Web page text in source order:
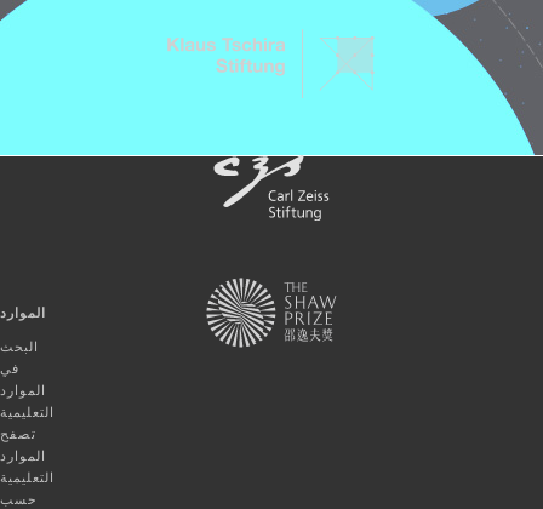
الموارد
البحث
في
الموارد
التعليمية
تصفح
الموارد
التعليمية
حسب